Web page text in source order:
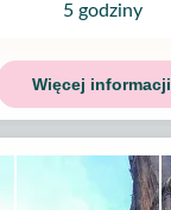
5 godziny
Więcej informacji